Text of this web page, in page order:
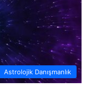
Astrolojik Danışmanlık